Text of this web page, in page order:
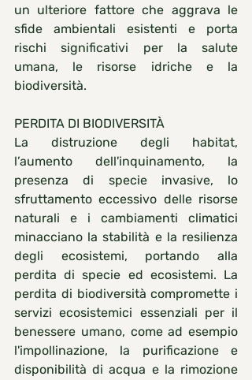
un ulteriore fattore che aggrava le
sfide ambientali esistenti e porta
rischi significativi per la salute
umana, le risorse idriche e la
biodiversità.
PERDITA DI BIODIVERSITÀ
La distruzione degli habitat,
l’aumento dell'inquinamento, la
presenza di specie invasive, lo
sfruttamento eccessivo delle risorse
naturali e i cambiamenti climatici
minacciano la stabilità e la resilienza
degli ecosistemi, portando alla
perdita di specie ed ecosistemi. La
perdita di biodiversità compromette i
servizi ecosistemici essenziali per il
benessere umano, come ad esempio
l'impollinazione, la purificazione e
disponibilità di acqua e la rimozione